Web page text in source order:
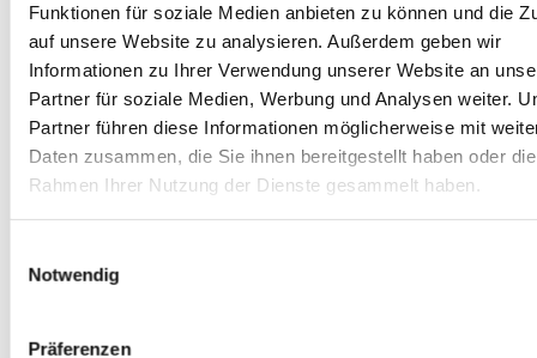
Funktionen für soziale Medien anbieten zu können und die
auf unsere Website zu analysieren. Außerdem geben wir
Informationen zu Ihrer Verwendung unserer Website an
Partner für soziale Medien, Werbung und Analysen weiter.
Partner führen diese Informationen möglicherweise mit
Daten zusammen, die Sie ihnen bereitgestellt haben oder
Rahmen Ihrer Nutzung der Dienste gesammelt haben.
Notwendig
Präferenzen
Dies erfolgt anonymisiert, ohne den Benutzer der
Seite persönlich zu identifizieren. Ggf. werden
Nutzerprofile mittels eines Pseudonyms erstellt.
Auch hierbei erfolgt keine Verbindung zwischen der
hinter dem Pseudonym stehenden natürlichen
Personen mit den erhobenen Nutzungsdaten. Zur
Erhebung und Speicherung der Nutzungsdaten
auf Ihrem Computer gespeichert werden und zur